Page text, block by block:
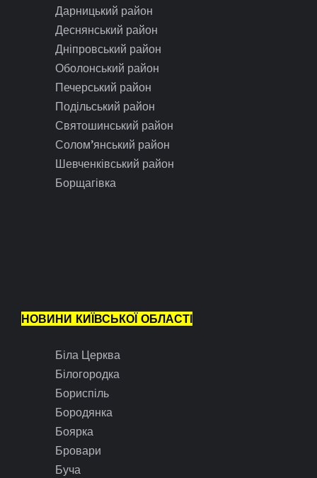
Дарницький район
Деснянський район
Дніпровський район
Оболонський район
Печерський район
Подільський район
Святошинський район
Солом’янський район
Шевченківський район
Борщагівка
НОВИНИ КИЇВСЬКОЇ ОБЛАСТІ
Біла Церква
Білогородка
Бориспіль
Бородянка
Боярка
Бровари
Буча